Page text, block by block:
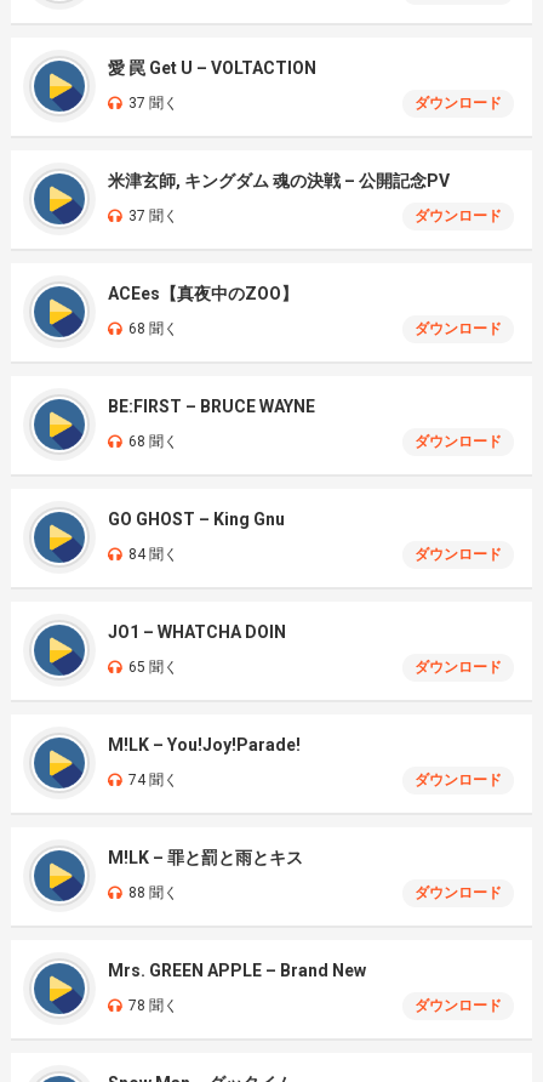
愛 罠 Get U – VOLTACTION
37 聞く ダウンロード
米津玄師, キングダム 魂の決戦 – 公開記念PV
37 聞く ダウンロード
ACEes【真夜中のZOO】
68 聞く ダウンロード
BE:FIRST – BRUCE WAYNE
68 聞く ダウンロード
GO GHOST – King Gnu
84 聞く ダウンロード
JO1 – WHATCHA DOIN
65 聞く ダウンロード
M!LK – You!Joy!Parade!
74 聞く ダウンロード
M!LK – 罪と罰と雨とキス
88 聞く ダウンロード
Mrs. GREEN APPLE – Brand New
78 聞く ダウンロード